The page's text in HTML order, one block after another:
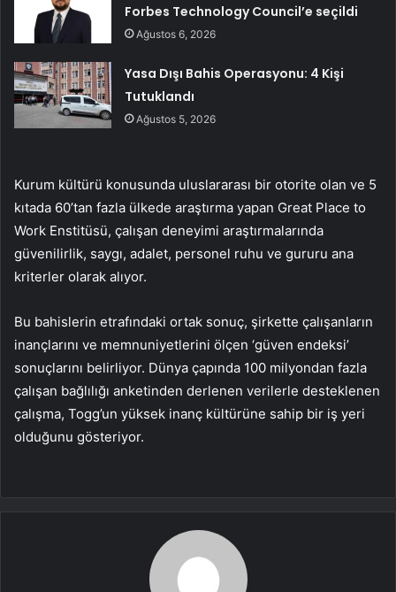
Forbes Technology Council’e seçildi
Ağustos 6, 2026
Yasa Dışı Bahis Operasyonu: 4 Kişi
Tutuklandı
Ağustos 5, 2026
Kurum kültürü konusunda uluslararası bir otorite olan ve 5
kıtada 60’tan fazla ülkede araştırma yapan Great Place to
Work Enstitüsü, çalışan deneyimi araştırmalarında
güvenilirlik, saygı, adalet, personel ruhu ve gururu ana
kriterler olarak alıyor.
Bu bahislerin etrafındaki ortak sonuç, şirkette çalışanların
inançlarını ve memnuniyetlerini ölçen ‘güven endeksi’
sonuçlarını belirliyor. Dünya çapında 100 milyondan fazla
çalışan bağlılığı anketinden derlenen verilerle desteklenen
çalışma, Togg’un yüksek inanç kültürüne sahip bir iş yeri
olduğunu gösteriyor.